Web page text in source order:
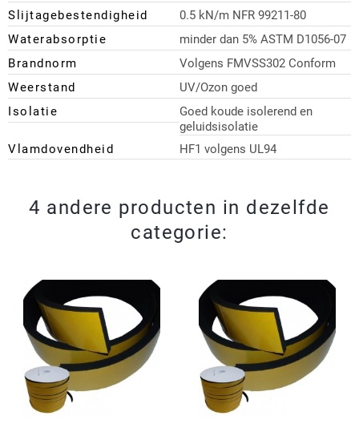
Slijtagebestendigheid
0.5 kN/m NFR 99211-80
Waterabsorptie
minder dan 5% ASTM D1056-07
Brandnorm
Volgens FMVSS302 Conform
Weerstand
UV/Ozon goed
Isolatie
Goed koude isolerend en
geluidsisolatie
Vlamdovendheid
HF1 volgens UL94
4 andere producten in dezelfde
categorie: